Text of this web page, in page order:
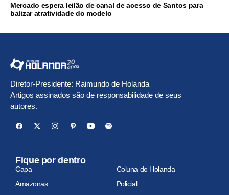
Mercado espera leilão de canal de acesso de Santos para
balizar atratividade do modelo
Diretor-Presidente: Raimundo de Holanda
Artigos assinados são de responsabilidade de seus
autores.
Fique por dentro
Capa
Coluna do Holanda
Amazonas
Policial